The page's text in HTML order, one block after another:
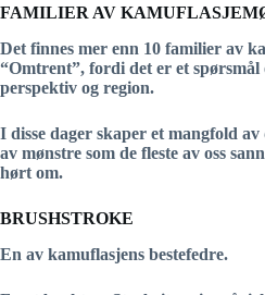
FAMILIER AV
Det finnes mer enn 10 familier av
“Omtrent”, fordi det er et spørsmål
perspektiv og region.
I disse dager skaper et mangfold
av mønstre som de fleste av oss
hørt om.
BRUSHSTROKE
En av kamuflasjens bestefedre.